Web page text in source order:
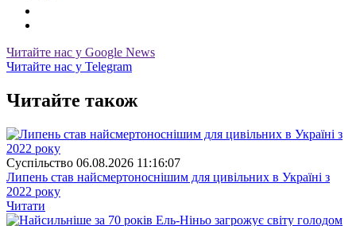
Читайте нас у Google News
Читайте нас у Telegram
Читайте також
Суспiльство 06.08.2026 11:16:07
Липень став найсмертоноснішим для цивільних в Україні з
2022 року
Читати